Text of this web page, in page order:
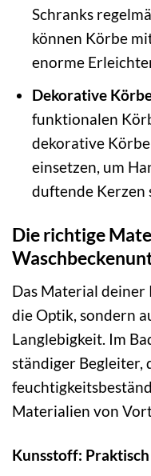
Schranks
können Körbe
enorme
Dekorative
funktionalen
dekorative
einsetzen, um
duftende Kerzen
Die richtige
Das Material
die Optik, sondern
Langlebigkeit. Im
ständiger Begleiter,
Materialien von
Kunsstoff: